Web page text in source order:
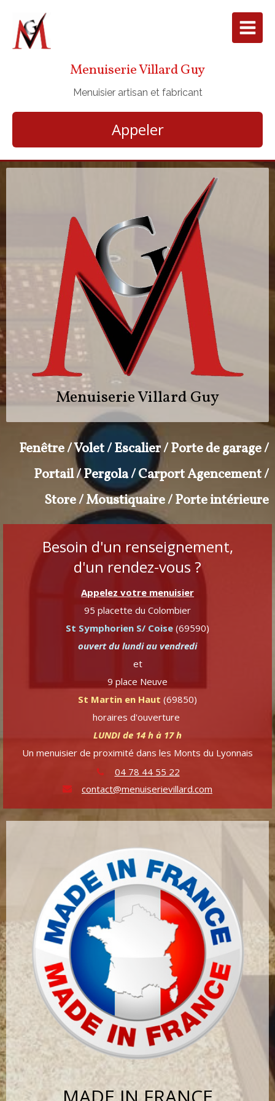
Menuiserie Villard Guy
Menuisier artisan et fabricant
Appeler
Menuiserie Villard Guy
Fenêtre / Volet / Escalier / Porte de garage /
Portail / Pergola / Carport Agencement /
Store / Moustiquaire / Porte intérieure
Besoin d'un renseignement,
d'un rendez-vous ?
Appelez votre menuisier
95 placette du Colombier
St Symphorien S/ Coise (69590)
ouvert du lundi au vendredi
et
9 place Neuve
St Martin en Haut (69850)
horaires d'ouverture
LUNDI de 14 h à 17 h
Un menuisier de proximité dans les Monts du Lyonnais
04 78 44 55 22
contact@menuiserievillard.com